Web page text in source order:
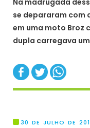
Na madrugada
se depararam com
em uma moto Broz
dupla carregava
30 DE JULHO DE